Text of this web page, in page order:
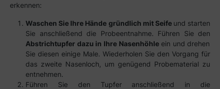
erkennen:
Waschen Sie Ihre Hände gründlich mit Seife und starten
Sie anschließend die Probeentnahme. Führen Sie den
Abstrichtupfer dazu in Ihre Nasenhöhleein und drehen
Sie diesen einige Male. Wiederholen Sie den Vorgang für
das zweite Nasenloch, um genügend Probematerial zu
entnehmen.
Führen Sie den Tupfer anschließend in die